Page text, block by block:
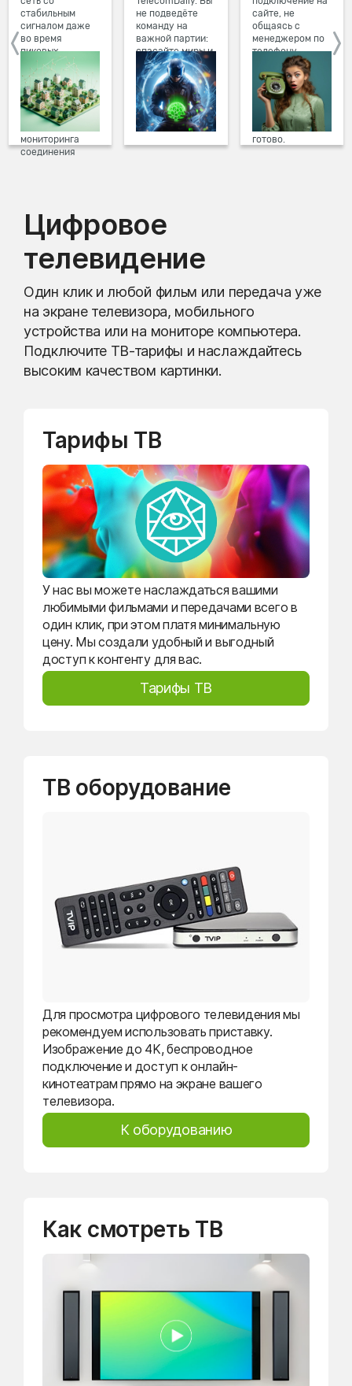
стабильным
сигналом даже
во время
пиковых
нагрузок в
вечернее время.
Мы постоянно
обновляем наше
оборудование в
домах, а система
мониторинга
соединения
не подведёте
команду на
важной партии:
спасайте миры и
побеждайте с
друзьями в
онлайн-играх.
сайте, не
общаясь с
менеджером по
телефону.
Просто в три
клика заполните
форму заявки на
сайте, выберите
дату и время
подключения,
готово.
Цифровое
телевидение
Один клик и любой фильм или передача уже
на экране телевизора, мобильного
устройства или на мониторе компьютера.
Подключите ТВ-тарифы и наслаждайтесь
высоким качеством картинки.
Тарифы ТВ
У нас вы можете наслаждаться вашими
любимыми фильмами и передачами всего в
один клик, при этом платя минимальную
цену. Мы создали удобный и выгодный
доступ к контенту для вас.
Тарифы ТВ
ТВ оборудование
Для просмотра цифрового телевидения мы
рекомендуем использовать приставку.
Изображение до 4K, беспроводное
подключение и доступ к онлайн-
кинотеатрам прямо на экране вашего
телевизора.
К оборудованию
Как смотреть ТВ